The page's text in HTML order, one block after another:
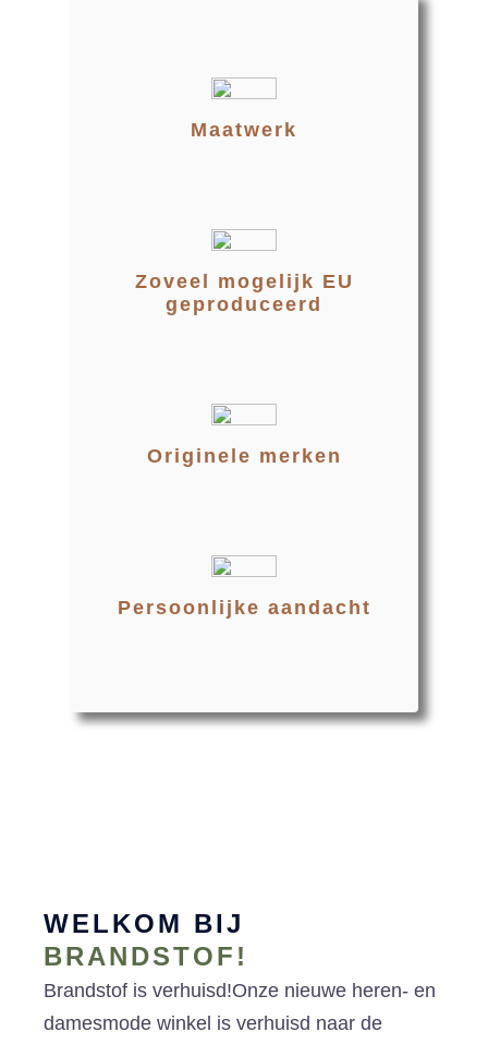
Maatwerk
Zoveel mogelijk EU
geproduceerd
Originele merken
Persoonlijke aandacht
WELKOM BIJ
BRANDSTOF!
Brandstof is verhuisd!Onze nieuwe heren- en
damesmode winkel is verhuisd naar de